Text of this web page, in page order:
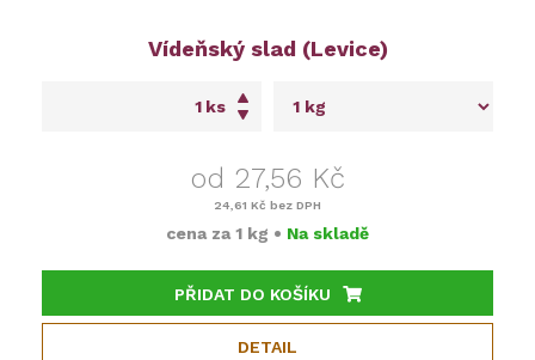
Vídeňský slad (Levice)
ks
od 27,56 Kč
24,61 Kč bez DPH
cena za 1 kg • Na skladě
PŘIDAT DO KOŠÍKU
DETAIL